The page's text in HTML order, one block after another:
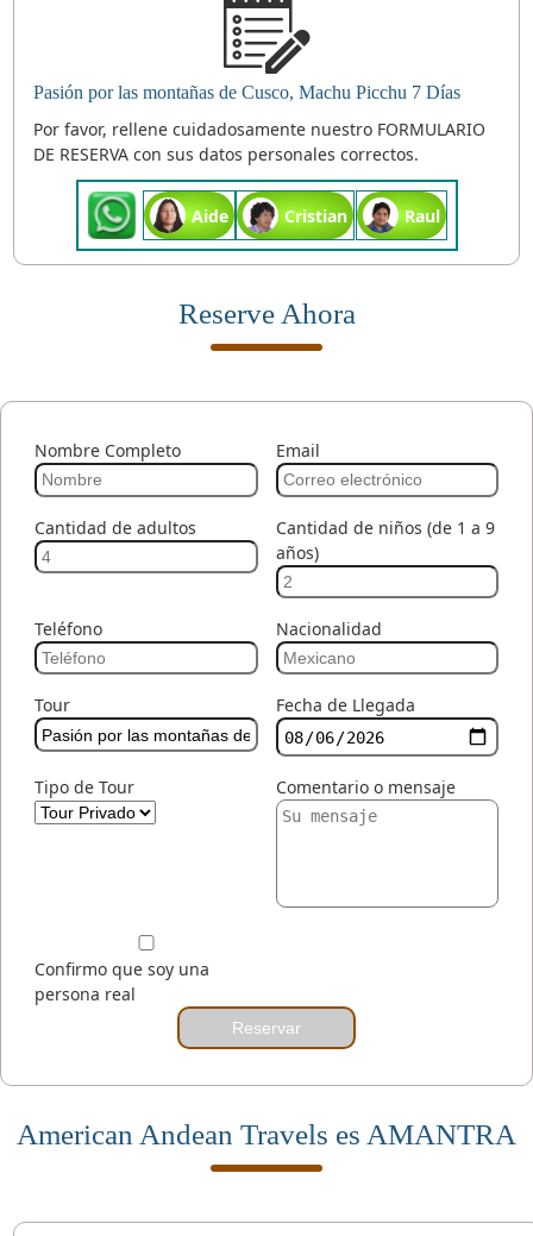
Pasión por las montañas de Cusco, Machu Picchu 7 Días
Por favor, rellene cuidadosamente nuestro FORMULARIO
DE RESERVA con sus datos personales correctos.
Aide Cristian Raul
Reserve Ahora
Nombre Completo Email
Cantidad de adultos
Cantidad de niños (de 1 a 9
años)
Teléfono Nacionalidad
Tour Fecha de Llegada
Tipo de Tour Comentario o mensaje
Confirmo que soy una
persona real
Reservar
American Andean Travels es AMANTRA